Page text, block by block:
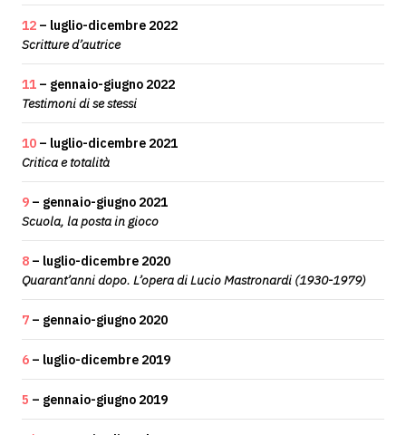
12 – luglio-dicembre 2022
Scritture d’autrice
11 – gennaio-giugno 2022
Testimoni di se stessi
10 – luglio-dicembre 2021
Critica e totalità
9 – gennaio-giugno 2021
Scuola, la posta in gioco
8 – luglio-dicembre 2020
Quarant’anni dopo. L’opera di Lucio Mastronardi (1930-1979)
7 – gennaio-giugno 2020
6 – luglio-dicembre 2019
5 – gennaio-giugno 2019